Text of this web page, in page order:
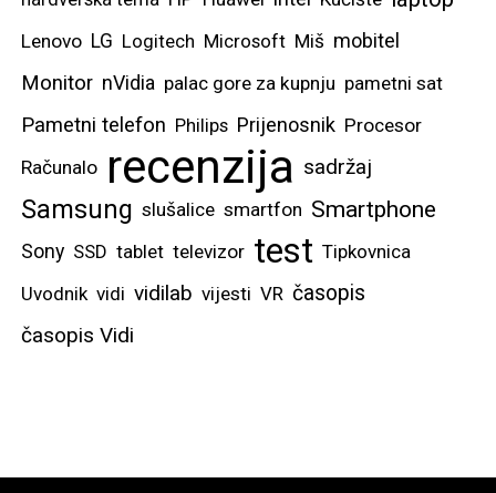
Lenovo LG Logitech Microsoft Miš mobitel
Monitor nVidia palac gore za kupnju pametni sat
Pametni telefon Philips Prijenosnik Procesor
Računalo recenzija sadržaj
Samsung slušalice smartfon Smartphone
Sony SSD tablet televizor test Tipkovnica
Uvodnik vidi vidilab vijesti VR časopis
časopis Vidi